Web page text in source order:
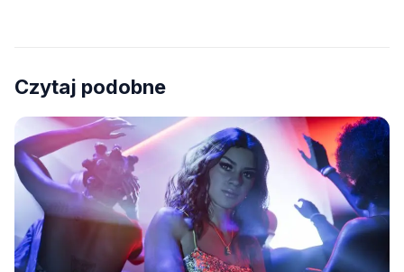
Czytaj podobne